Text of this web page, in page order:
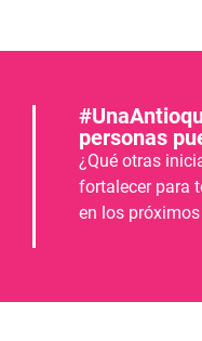
personas
¿Qué otras
fortalecer para
en los